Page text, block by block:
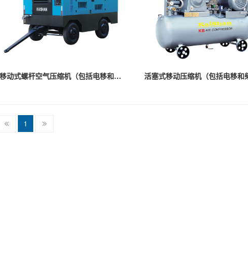
移动式螺杆空气压缩机（包括电移和柴移） 活塞式移动压缩机（包括电移和
1